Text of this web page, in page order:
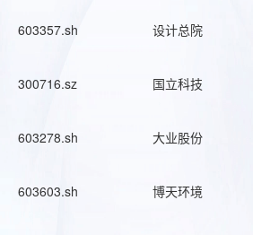
603357.sh 设计总院
300716.sz 国立科技
603278.sh 大业股份
603603.sh 博天环境